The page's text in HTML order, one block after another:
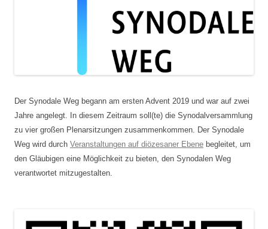
Der Synodale Weg begann am ersten Advent 2019 und war auf zwei
Jahre angelegt. In diesem Zeitraum soll(te) die Synodalversammlung
zu vier großen Plenarsitzungen zusammenkommen. Der Synodale
Weg wird durch Veranstaltungen auf diözesaner Ebene begleitet, um
den Gläubigen eine Möglichkeit zu bieten, den Synodalen Weg
verantwortet mitzugestalten.